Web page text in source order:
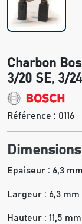
Charbon
3/20 SE, 3/
Référence : 0116
Epaiseur : 6,3 mm
Largeur : 6,3 mm
Hauteur : 11,5 mm